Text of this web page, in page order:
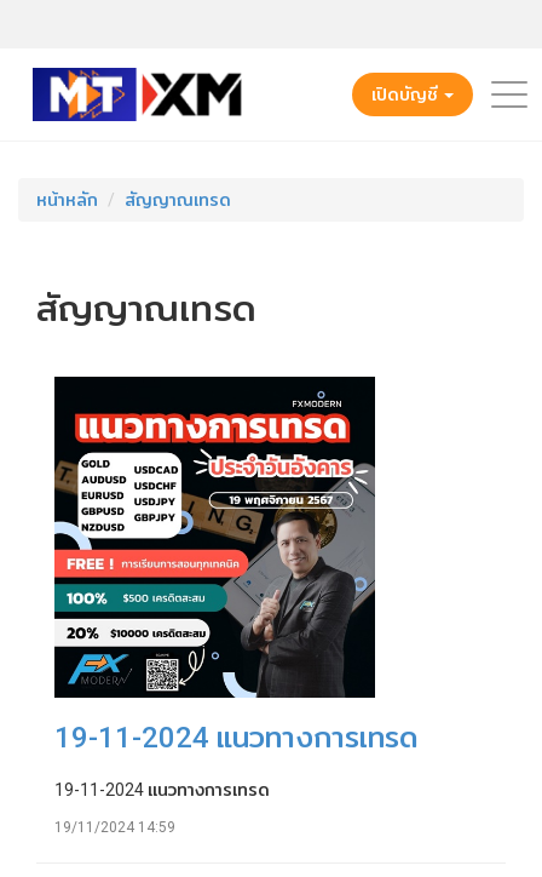
เปิดบัญชี
หน้าหลัก สัญญาณเทรด
สัญญาณเทรด
19-11-2024 แนวทางการเทรด
19-11-2024 แนวทางการเทรด
19/11/2024 14:59